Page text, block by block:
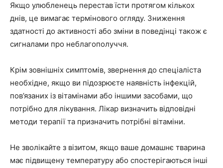
Якщо улюбленець перестав їсти протягом кількох
днів, це вимагає термінового огляду. Зниження
здатності до активності або зміни в поведінці також є
сигналами про неблагополуччя.
Крім зовнішніх симптомів, звернення до спеціаліста
необхідне, якщо ви підозрюєте наявність інфекцій,
пов’язаних із вітамінами або іншими засобами, що
потрібно для лікування. Лікар визначить відповідні
методи терапії та призначить потрібні вітаміни.
Не зволікайте з візитом, якщо ваше домашнє тварина
має підвищену температуру або спостерігаються інші